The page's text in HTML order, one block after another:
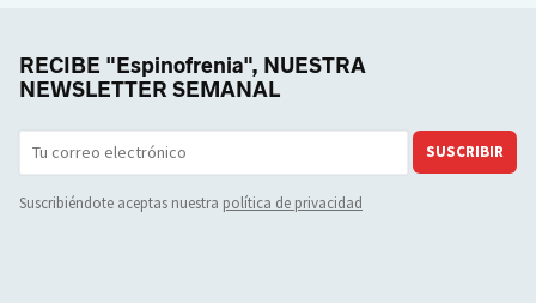
RECIBE "Espinofrenia", NUESTRA
NEWSLETTER SEMANAL
SUSCRIBIR
Suscribiéndote aceptas nuestra política de privacidad